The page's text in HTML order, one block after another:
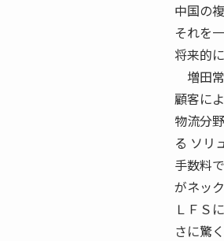
中国の
それを
将来的
増田
顧客に
物流分
る ソリ
手数料
がネッ
ＬＦＳ
さに驚